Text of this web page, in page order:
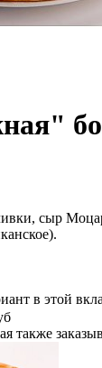
сыр
в этой
также